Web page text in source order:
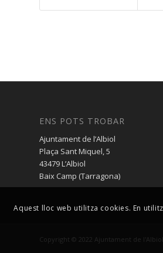
ENS POTS TROBAR
Ajuntament de l’Albiol
Plaça Sant Miquel, 5
43479 L’Albiol
Baix Camp (Tarragona)
Copyright © 2022 Ajuntament de l'Albiol.
Aquest lloc web utilitza cookies. En